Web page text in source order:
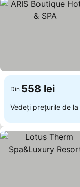
Din 558 lei
Vedeți prețurile de la